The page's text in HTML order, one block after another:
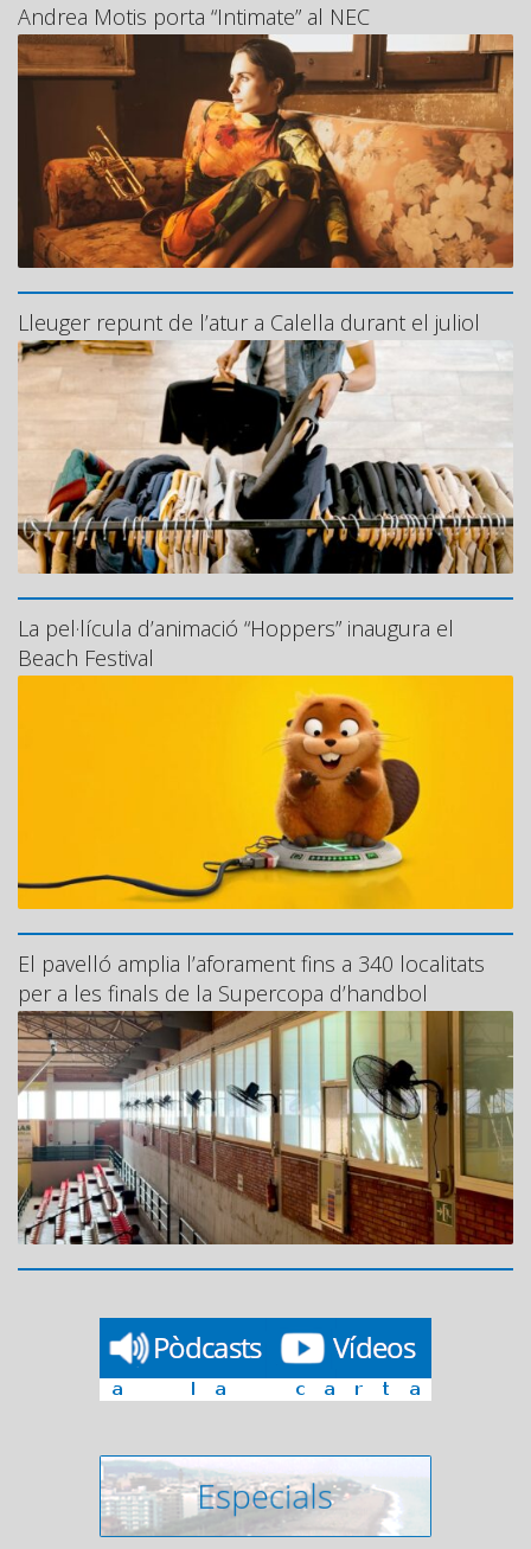
Andrea Motis porta “Intimate” al NEC
Lleuger repunt de l’atur a Calella durant el juliol
La pel·lícula d’animació “Hoppers” inaugura el
Beach Festival
El pavelló amplia l’aforament fins a 340 localitats
per a les finals de la Supercopa d’handbol